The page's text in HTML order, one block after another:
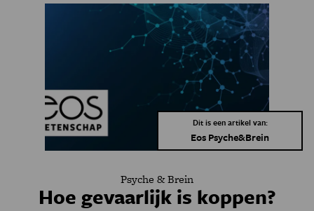
Dit is een artikel van:
Eos Psyche&Brein
Psyche & Brein
Hoe gevaarlijk is koppen?